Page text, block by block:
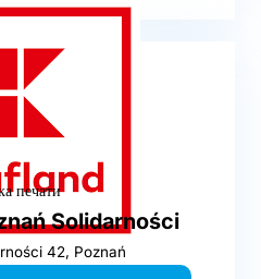
печати
Solidarności
42, Poznań